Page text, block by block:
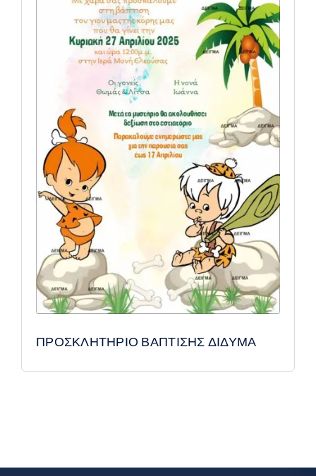
ΠΡΟΣΚΛΗΤΗΡΙΟ ΒΑΠΤΙΣΗΣ ΔΙΔΥΜΑ